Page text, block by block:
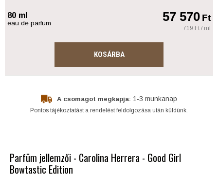
80 ml
eau de parfum 57 570Ft
719 Ft / ml
KOSÁRBA
A csomagot megkapja: 1-3 munkanap
Pontos tájékoztatást a rendelést feldolgozása után küldünk.
Parfüm jellemzői - Carolina Herrera - Good Girl
Bowtastic Edition